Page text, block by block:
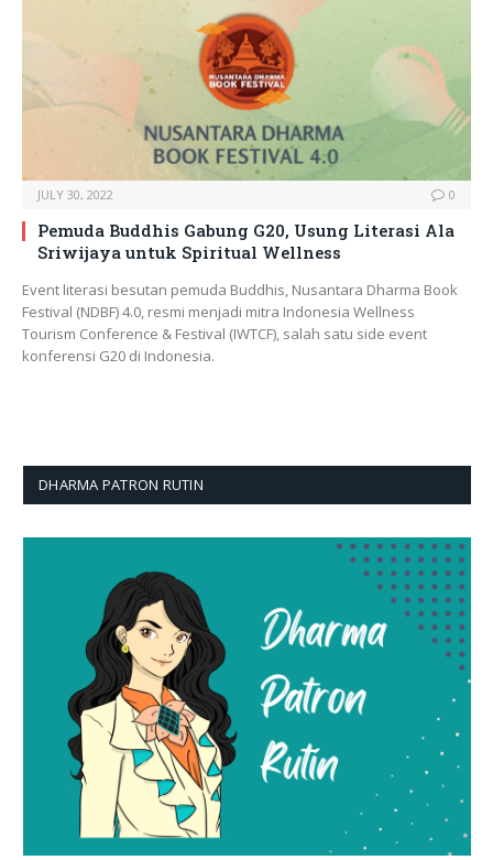
JULY 30, 2022 0
Pemuda Buddhis Gabung G20, Usung Literasi Ala
Sriwijaya untuk Spiritual Wellness
Event literasi besutan pemuda Buddhis, Nusantara Dharma Book
Festival (NDBF) 4.0, resmi menjadi mitra Indonesia Wellness
Tourism Conference & Festival (IWTCF), salah satu side event
konferensi G20 di Indonesia.
DHARMA PATRON RUTIN